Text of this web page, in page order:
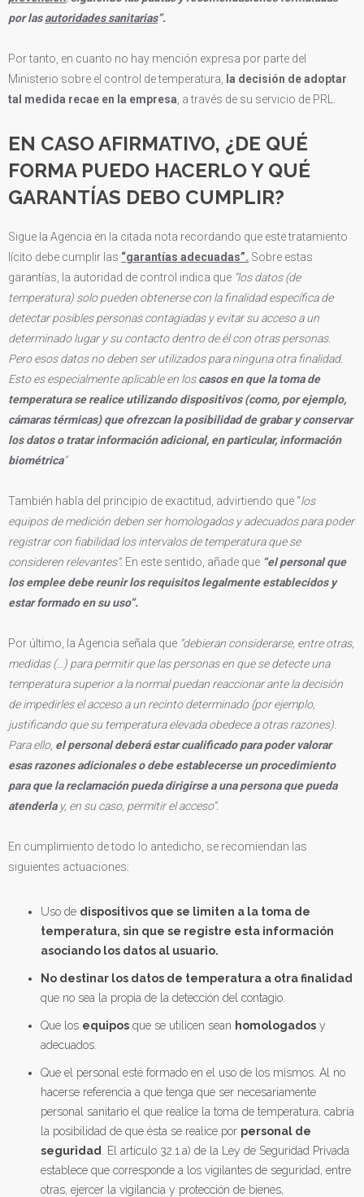
por lasautoridades sanitarias”.
Por tanto, en cuanto no hay mención expresa por parte del
Ministerio sobre el control de temperatura,
la decisión de adoptar
tal medida recae en la empresa , a través de su servicio de PRL.
EN CASO AFIRMATIVO, ¿DE QUÉ
FORMA PUEDO HACERLO Y QUÉ
GARANTÍAS DEBO CUMPLIR?
Sigue la Agencia en la citada nota recordando que este tratamiento
lícito debe cumplir las “garantías adecuadas”. Sobre estas
garantías, la autoridad de control indica que “los datos (de
temperatura) solo pueden obtenerse con la finalidad específica de
detectar posibles personas contagiadas y evitar su acceso a un
determinado lugar y su contacto dentro de él con otras personas.
Pero esos datos no deben ser utilizados para ninguna otra finalidad.
Esto es especialmente aplicable en loscasos en que la toma de
temperatura se realice utilizando dispositivos (como, por ejemplo,
cámaras térmicas) que ofrezcan la posibilidad de grabar y conservar
los datos o tratar información adicional, en particular, información
biométrica”
También habla del principio de exactitud, advirtiendo que “los
equipos de medición deben ser homologados y adecuados para poder
registrar con fiabilidad los intervalos de temperatura que se
consideren relevantes”. En este sentido, añade que “el personal que
los emplee debe reunir los requisitos legalmente establecidos y
estar formado en su uso”.
Por último, la Agencia señala que “debieran considerarse, entre otras,
medidas (…) para permitir que las personas en que se detecte una
temperatura superior a la normal puedan reaccionar ante la decisión
de impedirles el acceso a un recinto determinado (por ejemplo,
justificando que su temperatura elevada obedece a otras razones).
Para ello, el personal deberá estar cualificado para poder valorar
esas razones adicionales o debe establecerse un procedimiento
para que la reclamación pueda dirigirse a una persona que pueda
atenderlay, en su caso, permitir el acceso”.
En cumplimiento de todo lo antedicho, se recomiendan las
siguientes actuaciones:
Uso de dispositivos que se limiten a la toma de
temperatura, sin que se registre esta información
asociando los datos al usuario.
No destinar los datos de temperatura a otra finalidad
que no sea la propia de la detección del contagio.
Que los equipos que se utilicen sean homologados y
adecuados.
Que el personal esté formado en el uso de los mismos. Al no
hacerse referencia a que tenga que ser necesariamente
personal sanitario el que realice la toma de temperatura, cabría
la posibilidad de que ésta se realice por personal de
seguridad
. El artículo 32.1.a) de la Ley de Seguridad Privada
establece que corresponde a los vigilantes de seguridad, entre
otras, ejercer la vigilancia y protección de bienes,